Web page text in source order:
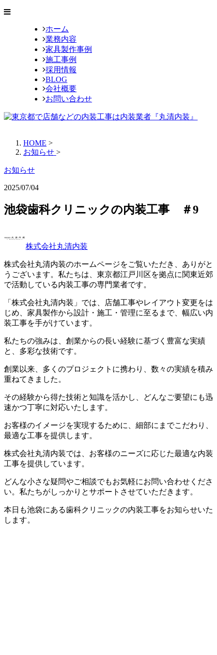
ホーム
業務内容
家具製作事例
施工事例
採用情報
BLOG
会社概要
お問い合わせ
HOME >
お知らせ >
お知らせ
2025/07/04
池袋歯科クリニックの内装工事 ＃9
株式会社丸清内装
株式会社丸清内装のホームページをご覧いただき、ありがと
うございます。私たちは、東京都江戸川区を拠点に関東近郊
で活動している内装工事の専門業者です。
「株式会社丸清内装」では、店舗工事やレイアウト変更をは
じめ、家具製作から設計・施工・管理に至るまで、幅広い内
装工事を手がけています。
私たちの強みは、創業からの長い経験に基づく豊富な実績
と、多彩な技術です。
創業以来、多くのプロジェクトに携わり、数々の実績を積み
重ねてきました。
その経験から得た技術と知識を活かし、どんなご要望にも迅
速かつ丁寧に対応いたします。
お客様のイメージを実現するために、細部にまでこだわり、
最適な工事を提供します。
株式会社丸清内装では、お客様のニーズに応じた最適な内装
工事を提供しています。
どんな小さな疑問やご相談でもお気軽にお問い合わせくださ
い。私たちがしっかりとサポートさせていただきます。
本日も池袋にある歯科クリニックの内装工事をお知らせいた
します。